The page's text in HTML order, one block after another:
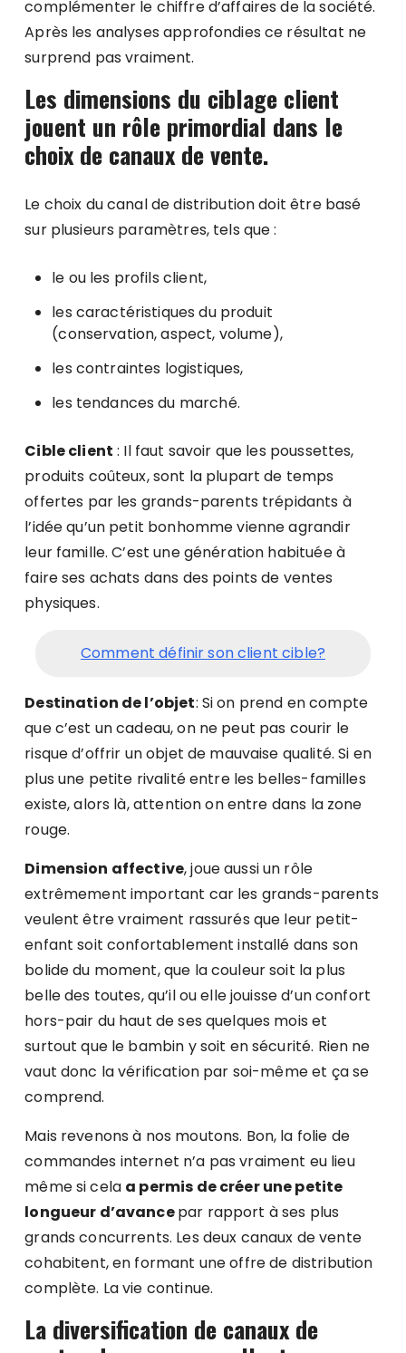
complémenter le chiffre d’affaires de la société.
Après les analyses approfondies ce résultat ne
surprend pas vraiment.
Les dimensions du ciblage client
jouent un rôle primordial dans le
choix de canaux de vente.
Le choix du canal de distribution doit être basé
sur plusieurs paramètres, tels que :
le ou les profils client,
les caractéristiques du produit
(conservation, aspect, volume),
les contraintes logistiques,
les tendances du marché.
Cible client : Il faut savoir que les poussettes,
produits coûteux, sont la plupart de temps
offertes par les grands-parents trépidants à
l’idée qu’un petit bonhomme vienne agrandir
leur famille. C’est une génération habituée à
faire ses achats dans des points de ventes
physiques.
Comment définir son client cible?
Destination de l’objet: Si on prend en compte
que c’est un cadeau, on ne peut pas courir le
risque d’offrir un objet de mauvaise qualité. Si en
plus une petite rivalité entre les belles-familles
existe, alors là, attention on entre dans la zone
rouge.
Dimension affective, joue aussi un rôle
extrêmement important car les grands-parents
veulent être vraiment rassurés que leur petit-
enfant soit confortablement installé dans son
bolide du moment, que la couleur soit la plus
belle des toutes, qu’il ou elle jouisse d’un confort
hors-pair du haut de ses quelques mois et
surtout que le bambin y soit en sécurité. Rien ne
vaut donc la vérification par soi-même et ça se
comprend.
Mais revenons à nos moutons. Bon, la folie de
commandes internet n’a pas vraiment eu lieu
même si cela a permis de créer une petite
longueur d’avancepar rapport à ses plus
grands concurrents. Les deux canaux de vente
cohabitent, en formant une offre de distribution
complète. La vie continue.
La diversification de canaux de